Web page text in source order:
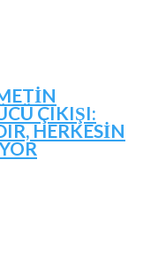
ÇIKIŞI:
HERKESİN